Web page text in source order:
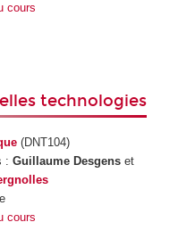
cours
technologies
(DNT104)
:Guillaume Desgens et
cours